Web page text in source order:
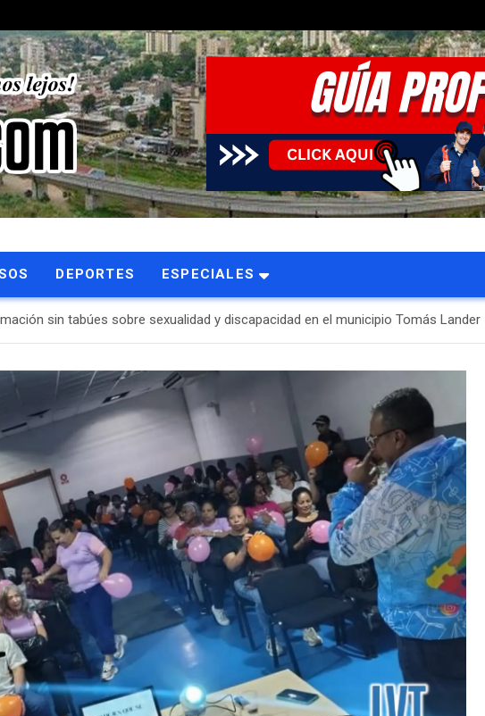
DEPORTES ESPECIALES
sin tabúes sobre sexualidad y discapacidad en el municipio Tomás Lander